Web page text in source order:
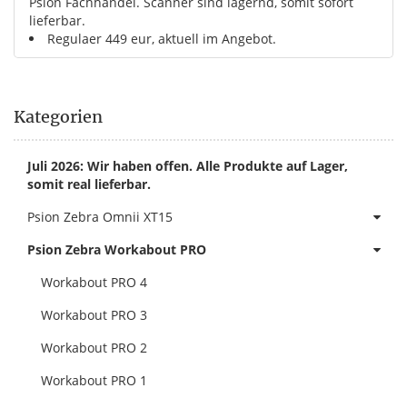
lieferbar.
Regulaer 449 eur, aktuell im Angebot.
Kategorien
Juli 2026: Wir haben offen. Alle Produkte auf Lager,
somit real lieferbar.
Psion Zebra Omnii XT15
Psion Zebra Workabout PRO
Workabout PRO 4
Workabout PRO 3
Workabout PRO 2
Workabout PRO 1